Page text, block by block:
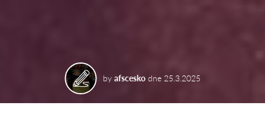
by afscesko dne 25.3.2025